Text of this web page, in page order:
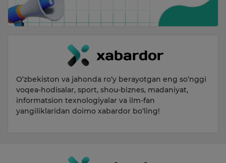
O‘zbekiston va jahonda ro‘y berayotgan eng so‘nggi
voqea-hodisalar, sport, shou-biznes, madaniyat,
informatsion texnologiyalar va ilm-fan
yangiliklaridan doimo xabardor bo‘ling!